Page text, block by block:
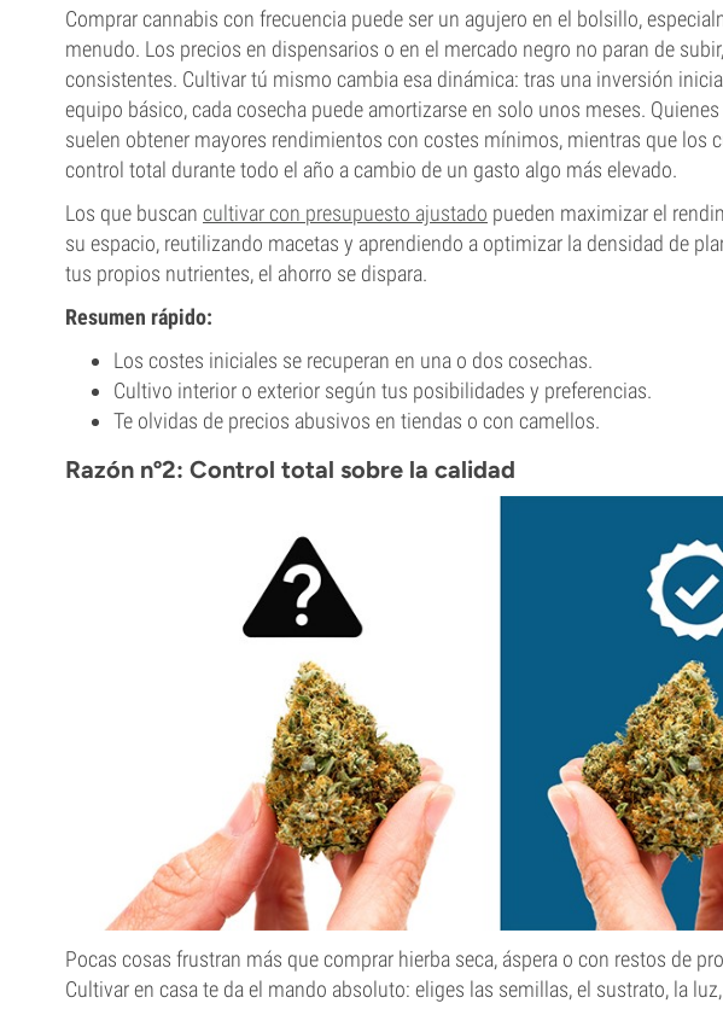
Comprar cannabis con frecuencia puede ser un agujero en el bolsillo,
menudo. Los precios en dispensarios o en el mercado negro no paran de
consistentes. Cultivar tú mismo cambia esa dinámica: tras una inversión
equipo básico, cada cosecha puede amortizarse en solo unos meses.
suelen obtener mayores rendimientos con costes mínimos, mientras que los
control total durante todo el año a cambio de un gasto algo más elevado.
Los que buscan cultivar con presupuesto ajustado pueden maximizar el
su espacio, reutilizando macetas y aprendiendo a optimizar la densidad de
tus propios nutrientes, el ahorro se dispara.
Resumen rápido:
Los costes iniciales se recuperan en una o dos cosechas.
Cultivo interior o exterior según tus posibilidades y preferencias.
Te olvidas de precios abusivos en tiendas o con camellos.
Razón nº2: Control total sobre la calidad
Pocas cosas frustran más que comprar hierba seca, áspera o con restos de
Cultivar en casa te da el mando absoluto: eliges las semillas, el sustrato, la